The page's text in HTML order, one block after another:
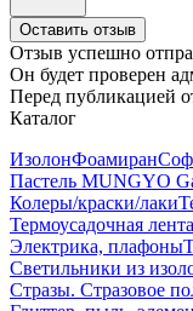
Оставить отзыв
Отзыв успешно
Он будет проверен
Перед публикацией
Каталог
ИзолонФоамиран
Пастель MUNGYO
Колеры/краски/лаки
Термоусадочная лента
Электрика, плафоны
Светильники из
Стразы. Стразовое